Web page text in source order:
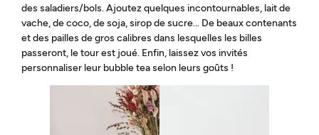
des saladiers/bols. Ajoutez quelques incontournables, lait de
vache, de coco, de soja, sirop de sucre… De beaux contenants
et des pailles de gros calibres dans lesquelles les billes
passeront, le tour est joué. Enfin, laissez vos invités
personnaliser leur bubble tea selon leurs goûts !